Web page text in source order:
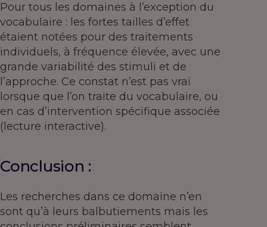
Pour tous les domaines à l’exception du
vocabulaire : les fortes tailles d’effet
étaient notées pour des traitements
individuels, à fréquence élevée, avec une
grande variabilité des stimuli et de
l’approche. Ce constat n’est pas vrai
lorsque que l’on traite du vocabulaire, ou
en cas d’intervention spécifique associée
(lecture interactive).
Conclusion :
Les recherches dans ce domaine n’en
sont qu’à leurs balbutiements mais les